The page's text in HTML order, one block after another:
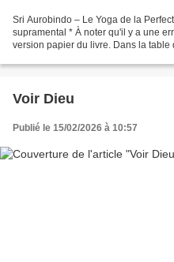
Sri Aurobindo – Le Yoga de la
supramental * À noter qu'il y a une
version papier du livre. Dans la table
Voir Dieu
Publié le 15/02/2026 à 10:57